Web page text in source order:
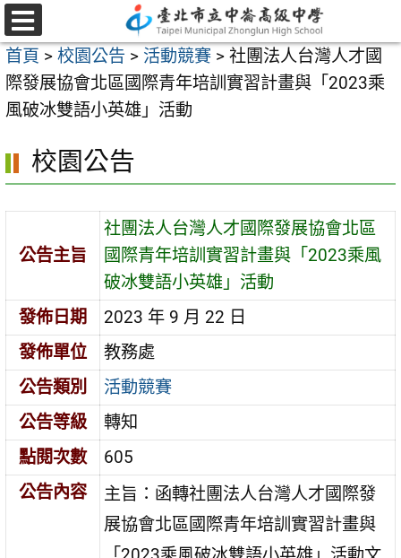
跳
至
主
要
內
區
選
單
首頁 > 校園公告 > 活動競賽 > 社團法人台灣人才國
際發展協會北區國際青年培訓實習計畫與「2023乘
風破冰雙語小英雄」活動
校園公告
公告主旨
社團法人台灣人才國際發展協會北區
國際青年培訓實習計畫與「2023乘風
破冰雙語小英雄」活動
發佈日期
2023 年 9 月 22 日
發佈單位
教務處
公告類別
活動競賽
公告等級
轉知
點閱次數
605
公告內容
主旨：函轉社團法人台灣人才國際發
展協會北區國際青年培訓實習計畫與